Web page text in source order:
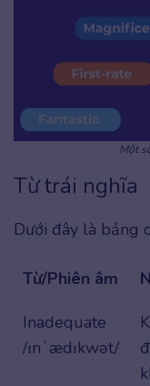
Một
Từ trái nghĩa
Dưới đây là bảng
Từ/Phiên âm
Inadequate
/ɪnˈædɪkwət/